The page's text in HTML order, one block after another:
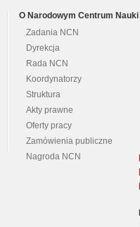
O Narodowym Centrum Nauki
Zadania NCN
Dyrekcja
Rada NCN
Koordynatorzy
Struktura
Akty prawne
Oferty pracy
Zamówienia publiczne
Nagroda NCN